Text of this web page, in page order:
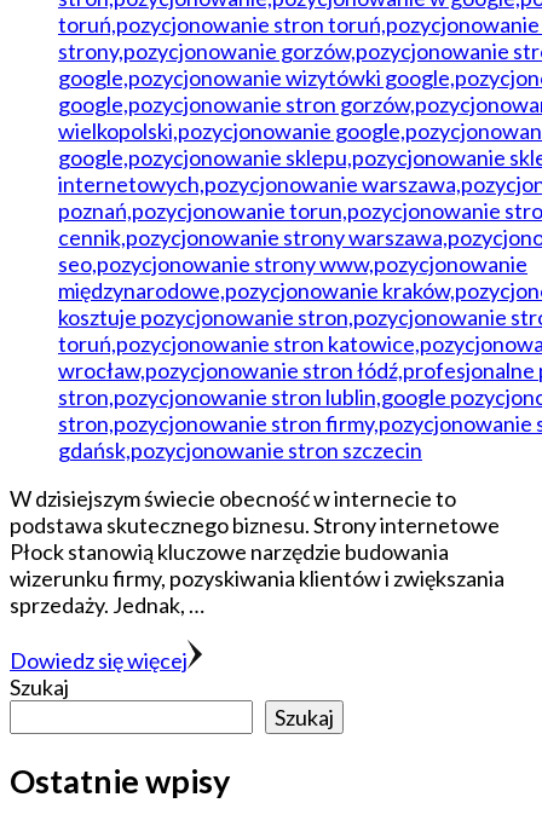
W dzisiejszym świecie obecność w internecie to
podstawa skutecznego biznesu. Strony internetowe
Płock stanowią kluczowe narzędzie budowania
wizerunku firmy, pozyskiwania klientów i zwiększania
sprzedaży. Jednak, …
Dowiedz się więcej
Szukaj
Szukaj
Ostatnie wpisy